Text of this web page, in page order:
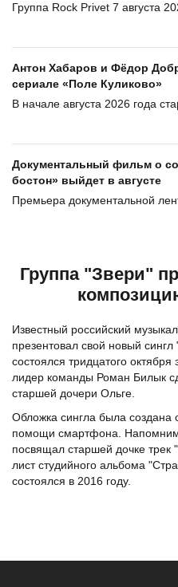
Группа Rock Privet 7 августа
Антон Хабаров и Фёдор
сериале «Поле Куликово»
В начале августа 2026 года
Документальный фильм о
бостон» выйдет в августе
Премьера документальной
Группа "Звери"
Известный российский
презентовал свой новый
состоялся тридцатого
лидер команды Роман Билык
старшей дочери Ольге.
Обложка сингла была
помощи смартфона.
посвящал старшей дочке
лист студийного альбома
состоялся в 2016 году.